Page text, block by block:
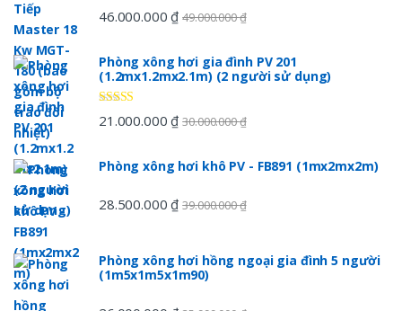
46.000.000₫ 49.000.000₫
Phòng xông hơi gia đình PV 201
(1.2mx1.2mx2.1m) (2 người sử dụng)
Được xếp
hạng5.005
21.000.000₫ 30.000.000₫
Phòng xông hơi khô PV - FB891 (1mx2mx2m)
28.500.000₫ 39.000.000₫
Phòng xông hơi hồng ngoại gia đình 5 người
(1m5x1m5x1m90)